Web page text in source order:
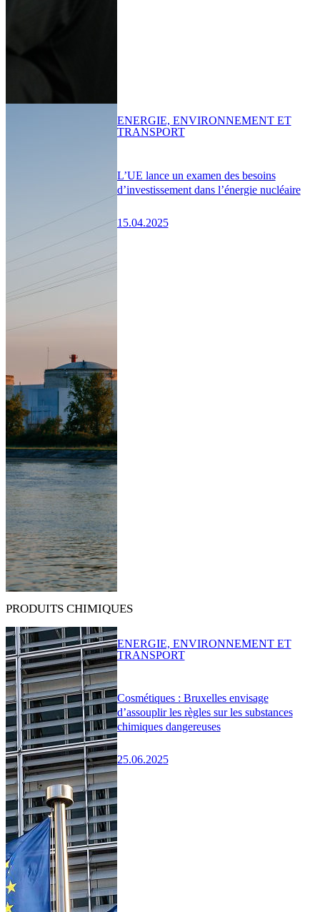
L’UE lance un examen des besoins
d’investissement dans l’énergie nucléaire
15.04.2025
ENERGIE, ENVIRONNEMENT ET
TRANSPORT
PRODUITS CHIMIQUES
Cosmétiques : Bruxelles envisage
d’assouplir les règles sur les substances
chimiques dangereuses
25.06.2025
ENERGIE, ENVIRONNEMENT ET
TRANSPORT